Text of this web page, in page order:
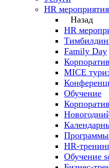
HR мероприятия
Назад
HR
Family Day
MICE
Обучение
HR-
Oбучение